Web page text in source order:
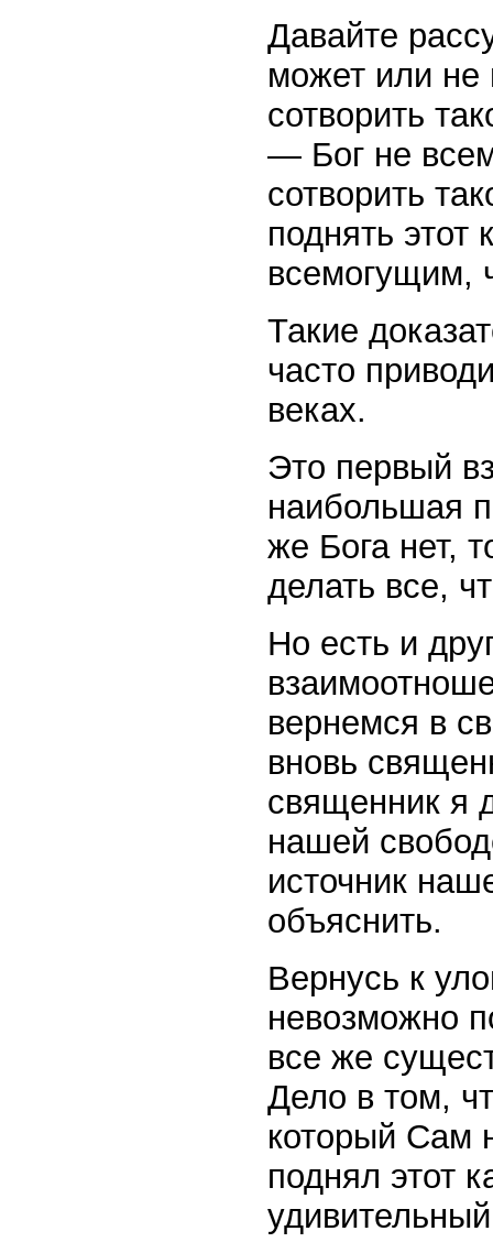
Давайте
может или не
сотворить
— Бог не
сотворить
поднять этот
всемогущим,
Такие
часто
веках.
Это первый
наибольшая
же Бога нет,
делать все,
Но есть и
вернемся в
вновь
священник я
нашей
источник
объяснить.
Вернусь к
невозможно
все же
Дело в том,
который Сам
поднял этот